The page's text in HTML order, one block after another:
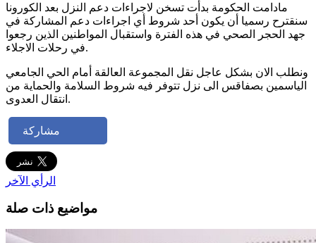
مادامت الحكومة بدأت تسخن لاجراءات دعم النزل بعد الكورونا
سنقترح رسميا أن يكون أحد شروط أي اجراءات دعم المشاركة في
جهد الحجر الصحي في هذه الفترة واستقبال المواطنين الذين رجعوا
في رحلات الاجلاء.
ونطلب الان بشكل عاجل نقل المجموعة العالقة أمام الحي الجامعي
الياسمين بصفاقس الى نزل تتوفر فيه شروط السلامة والحماية من
انتقال العدوى.
مشاركة
الرأي الآخر
مواضيع ذات صلة